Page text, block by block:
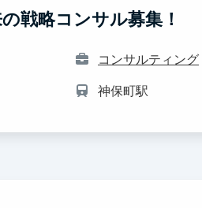
戦略コンサル募集！
コンサルティング
神保町駅